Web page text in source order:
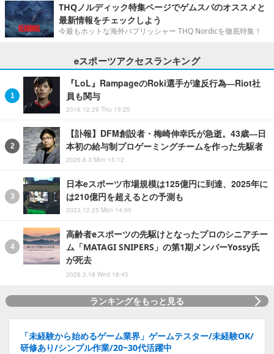
THQノルディック特集ページでゲムスパのオススメと
最新情報をチェックしよう
今最もホットな海外パブリッシャー THQ Nordicを徹底特集！
eスポーツアクセスランキング
『LoL』RampageのRoki選手が違反行為―Riot社
員も関与
2016.12.29 Thu 19:25
【訃報】DFM創設者・梅崎伸幸氏が急逝。43歳―日
本初の給与制プロゲーミングチームを作った先駆者
2026.8.3 Mon 15:12
日本eスポーツ市場規模は125億円に到達、2025年に
は210億円を超えるとの予測も
2023.12.25 Mon 14:00
高齢者eスポーツの先駆けとなったプロのシニアチー
ム「MATAGI SNIPERS」の第1期メンバーYossy氏
が死去
2026.3.18 Wed 18:45
ランキングをもっと見る
「未経験から始めるゲーム業界」ゲームテスター/未経験OK/
研修あり/シンプル作業/20~30代活躍中